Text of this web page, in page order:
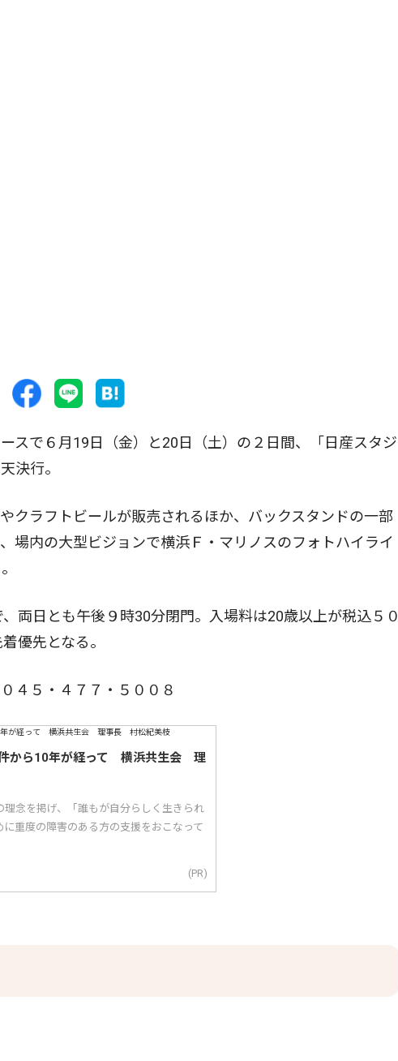
で６月19日（金）と20日（土）の２日間、「日産スタジ
決行。
ラフトビールが販売されるほか、バックスタンドの一部
場内の大型ビジョンで横浜Ｆ・マリノスのフォトハイライ
日とも午後９時30分閉門。入場料は20歳以上が税込５０
優先となる。
４５・４７７・５００８
から10年が経って 横浜共生会 理
理念を掲げ、「誰もが自分らしく生きられ
重度の障害のある方の支援をおこなって
(PR)